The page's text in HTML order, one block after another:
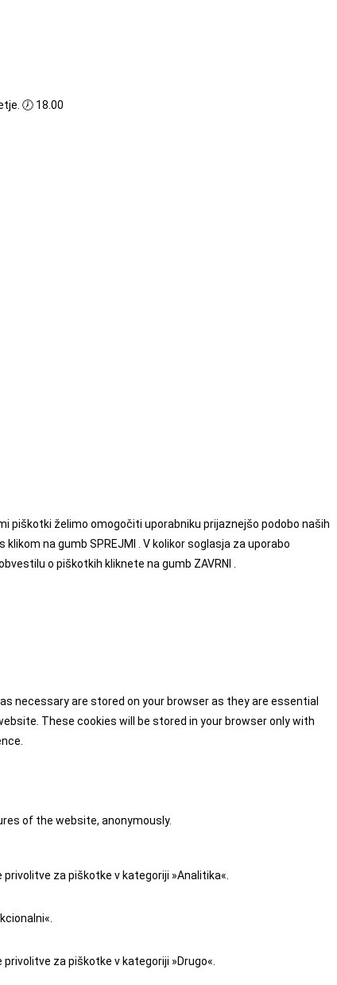
🕖 18.00
piškotki želimo omogočiti uporabniku prijaznejšo podobo naših
na gumb SPREJMI . V kolikor soglasja za uporabo
o piškotkih kliknete na gumb ZAVRNI .
necessary are stored on your browser as they are essential
These cookies will be stored in your browser only with
of the website, anonymously.
za piškotke v kategoriji »Analitika«.
za piškotke v kategoriji »Drugo«.